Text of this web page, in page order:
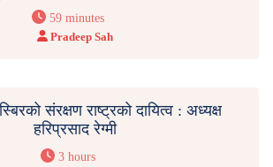
59 minutes
Pradeep Sah
संरक्षण राष्ट्रको दायित्व : अध्यक्ष
हरिप्रसाद रेग्मी
3 hours